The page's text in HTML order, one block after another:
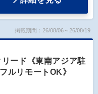
掲載期間：26/08/06～26/08/19
ード《東南アジア駐
ルリモートOK》